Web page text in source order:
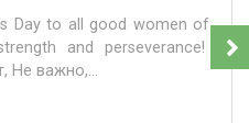
Day to all good women of
and perseverance!
Не важно,...